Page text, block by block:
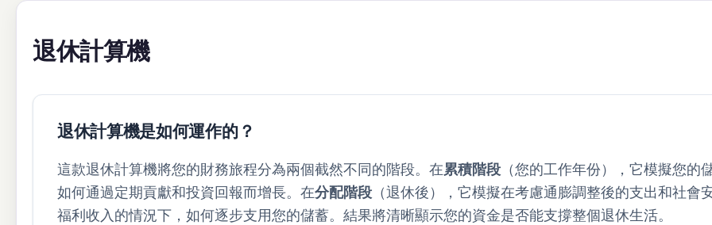
退休計算機
退休計算機是如何運作的？
這款退休計算機將您的財務旅程分為兩個截然不同的階段。在累積階段 （您的工作年份），它模擬您的
如何通過定期貢獻和投資回報而增長。在分配階段 （退休後），它模擬在考慮通膨調整後的支出和社會
福利收入的情況下，如何逐步支用您的儲蓄。結果將清晰顯示您的資金是否能支撐整個退休生活。